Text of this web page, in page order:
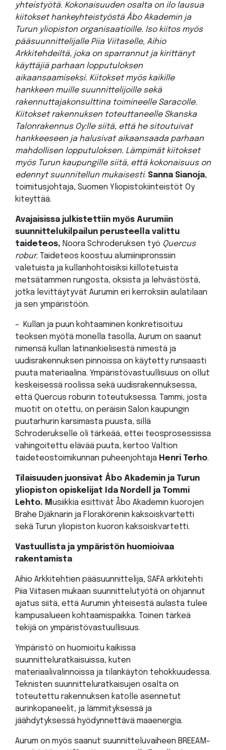
yhteistyötä. Kokonaisuuden osalta on ilo lausua
kiitokset hankeyhteistyöstä Åbo Akademin ja
Turun yliopiston organisaatioille. Iso kiitos myös
pääsuunnittelijalle Piia Viitaselle, Aihio
Arkkitehdeiltä, joka on sparrannut ja kirittänyt
käyttäjiä parhaan lopputuloksen
aikaansaamiseksi. Kiitokset myös kaikille
hankkeen muille suunnittelijoille sekä
rakennuttajakonsulttina toimineelle Saracolle.
Kiitokset rakennuksen toteuttaneelle Skanska
Talonrakennus Oy:lle siitä, että he sitoutuivat
hankkeeseen ja halusivat aikaansaada parhaan
mahdollisen lopputuloksen. Lämpimät kiitokset
myös Turun kaupungille siitä, että kokonaisuus on
edennyt suunnitellun mukaisesti. Sanna Sianoja,
toimitusjohtaja, Suomen Yliopistokiinteistöt Oy
kiteyttää.
Avajaisissa julkistettiin myös Aurumiin
suunnittelukilpailun perusteella valittu
taideteos, Noora Schroderuksen työ Quercus
robur. Taideteos koostuu alumiinipronssiin
valetuista ja kullanhohtoisiksi kiillotetuista
metsätammen rungosta, oksista ja lehvästöstä,
jotka levittäytyvät Aurumin eri kerroksiin aulatilaan
ja sen ympäristöön.
– Kullan ja puun kohtaaminen konkretisoituu
teoksen myötä monella tasolla, Aurum on saanut
nimensä kullan latinankielisestä nimestä ja
uudisrakennuksen pinnoissa on käytetty runsaasti
puuta materiaalina. Ympäristövastuullisuus on ollut
keskeisessä roolissa sekä uudisrakennuksessa,
että Quercus roburin toteutuksessa. Tammi, josta
muotit on otettu, on peräisin Salon kaupungin
puutarhurin karsimasta puusta, sillä
Schroderukselle oli tärkeää, ettei teosprosessissa
vahingoitettu elävää puuta, kertoo Valtion
taideteostoimikunnan puheenjohtaja Henri Terho.
Tilaisuuden juonsivat Åbo Akademin ja Turun
yliopiston opiskelijat
Ida Nordell ja Tommi
Lehto. M usiikkia esittivät Åbo Akademin kuorojen
Brahe Djäknarin ja Florakörenin kaksoiskvartetti
sekä Turun yliopiston kuoron kaksoiskvartetti.
Vastuullista ja ympäristön huomioivaa
rakentamista
Aihio Arkkitehtien pääsuunnittelija, SAFA arkkitehti
Piia Viitasen mukaan suunnittelutyötä on ohjannut
ajatus siitä, että Aurumin yhteisestä aulasta tulee
kampusalueen kohtaamispaikka. Toinen tärkeä
tekijä on ympäristövastuullisuus.
Ympäristö on huomioitu kaikissa
suunnitteluratkaisuissa, kuten
materiaalivalinnoissa ja tilankäytön tehokkuudessa.
Teknisten suunnitteluratkaisujen osalta on
toteutettu rakennuksen katolle asennetut
aurinkopaneelit, ja lämmityksessä ja
jäähdytyksessä hyödynnettävä maaenergia.
Aurum on myös saanut suunnitteluvaiheen BREEAM-